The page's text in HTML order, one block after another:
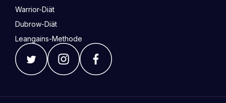
Warrior-Diät
Dubrow-Diät
Leangains-Methode